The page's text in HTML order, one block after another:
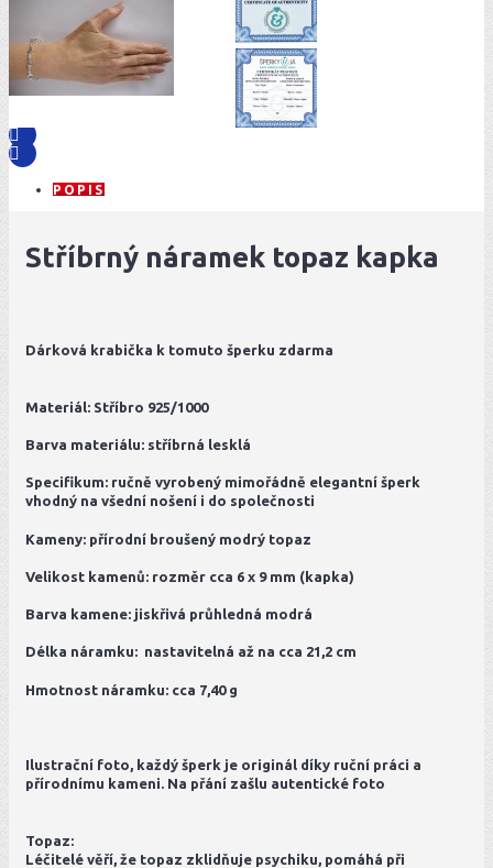
POPIS
Stříbrný náramek topaz kapka
Dárková krabička k tomuto šperku zdarma
Materiál: Stříbro 925/1000
Barva materiálu: stříbrná lesklá
Specifikum: ručně vyrobený mimořádně elegantní šperk
vhodný na všední nošení i do společnosti
Kameny: přírodní broušený modrý topaz
Velikost kamenů: rozměr cca 6 x 9 mm (kapka)
Barva kamene: jiskřivá průhledná modrá
Délka náramku: nastavitelná až na cca 21,2 cm
Hmotnost náramku: cca 7,40 g
Ilustrační foto, každý šperk je originál díky ruční práci a
přírodnímu kameni. Na přání zašlu autentické foto
Topaz:
Léčitelé věří, že topaz zklidňuje psychiku, pomáhá při